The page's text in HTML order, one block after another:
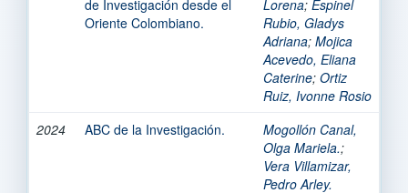
de Investigación desde el
Oriente Colombiano.
Lorena; Espinel
Rubio, Gladys
Adriana; Mojica
Acevedo, Eliana
Caterine; Ortiz
Ruiz, Ivonne Rosio
2024
ABC de la Investigación.
Mogollón Canal,
Olga Mariela.;
Vera Villamizar,
Pedro Arley.